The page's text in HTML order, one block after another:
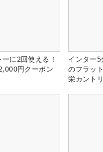
に2回使える！
円クーポン
インター
のフラッ
栄カント